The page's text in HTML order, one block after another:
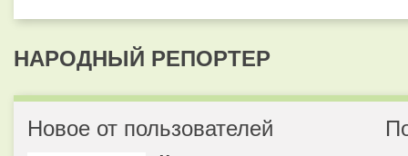
НАРОДНЫЙ РЕПОРТЕР
Новое от пользователей